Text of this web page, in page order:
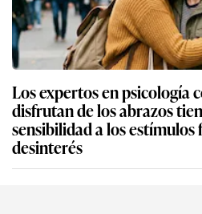
Los expertos en psicología
disfrutan de los abrazos
sensibilidad a los estímulos
desinterés